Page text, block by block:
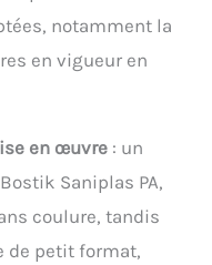
notamment la
en vigueur en
en œuvre : un
Saniplas PA,
coulure, tandis
de petit format,